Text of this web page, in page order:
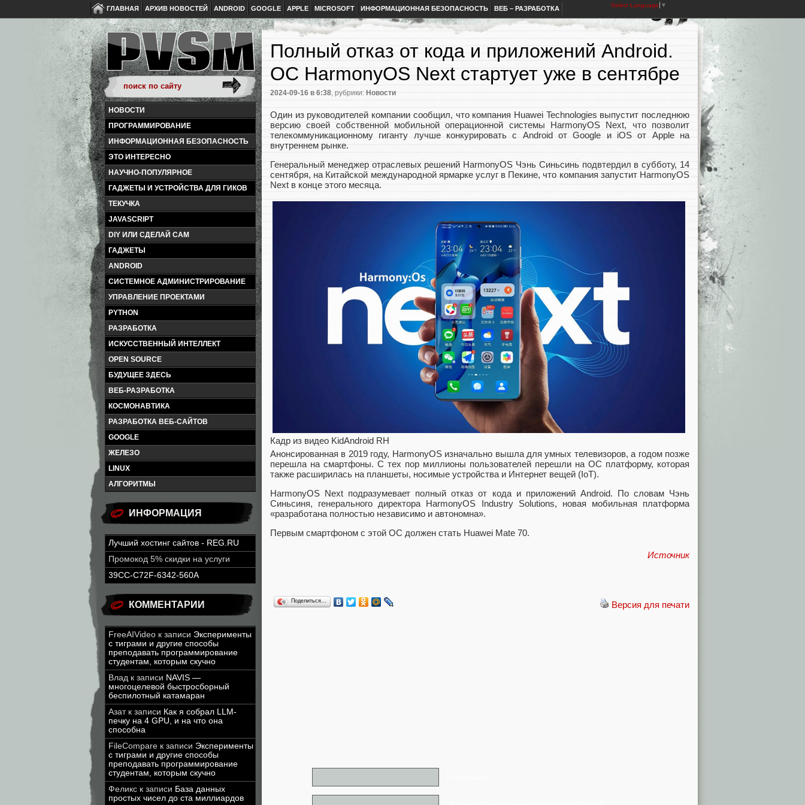
ГЛАВНАЯ АРХИВ НОВОСТЕЙ ANDROID GOOGLE APPLE MICROSOFT ИНФОРМАЦИОННАЯ БЕЗОПАСНОСТЬ ВЕБ – РАЗРАБОТКА Select Language ▼
НОВОСТИ
ПРОГРАММИРОВАНИЕ
ИНФОРМАЦИОННАЯ БЕЗОПАСНОСТЬ
ЭТО ИНТЕРЕСНО
НАУЧНО-ПОПУЛЯРНОЕ
ГАДЖЕТЫ И УСТРОЙСТВА ДЛЯ ГИКОВ
ТЕКУЧКА
JAVASCRIPT
DIY ИЛИ СДЕЛАЙ САМ
ГАДЖЕТЫ
ANDROID
СИСТЕМНОЕ АДМИНИСТРИРОВАНИЕ
УПРАВЛЕНИЕ ПРОЕКТАМИ
PYTHON
РАЗРАБОТКА
ИСКУССТВЕННЫЙ ИНТЕЛЛЕКТ
OPEN SOURCE
БУДУЩЕЕ ЗДЕСЬ
ВЕБ-РАЗРАБОТКА
КОСМОНАВТИКА
РАЗРАБОТКА ВЕБ-САЙТОВ
GOOGLE
ЖЕЛЕЗО
LINUX
АЛГОРИТМЫ
ИНФОРМАЦИЯ
Лучший хостинг сайтов - REG.RU
Промокод 5% скидки на услуги
39CC-C72F-6342-560A
КОММЕНТАРИИ
FreeAIVideo к записи Эксперименты
с тиграми и другие способы
преподавать программирование
студентам, которым скучно
Влад к записи NAVIS —
многоцелевой быстросборный
беспилотный катамаран
Азатк записи Как я собрал LLM-
печку на 4 GPU, и на что она
способна
FileCompare к записи Эксперименты
с тиграми и другие способы
преподавать программирование
студентам, которым скучно
Феликс к записи База данных
простых чисел до ста миллиардов
Полный отказ от кода и приложений Android.
ОС HarmonyOS Next стартует уже в сентябре
2024-09-16 в 6:38, рубрики: Новости
Один из руководителей компании сообщил, что компания Huawei Technologies выпустит последнюю
версию своей собственной мобильной операционной системы HarmonyOS Next, что позволит
телекоммуникационному гиганту лучше конкурировать с Android от Google и iOS от Apple на
внутреннем рынке.
Генеральный менеджер отраслевых решений HarmonyOS Чэнь Синьсинь подвтердил в субботу, 14
сентября, на Китайской международной ярмарке услуг в Пекине, что компания запустит HarmonyOS
Next в конце этого месяца.
Кадр из видео KidAndroid RH
Анонсированная в 2019 году, HarmonyOS изначально вышла для умных телевизоров, а годом позже
перешла на смартфоны. С тех пор миллионы пользователей перешли на ОС платформу, которая
также расширилась на планшеты, носимые устройства и Интернет вещей (IoT).
HarmonyOS Next подразумевает полный отказ от кода и приложений Android. По словам Чэнь
Синьсиня, генерального директора HarmonyOS Industry Solutions, новая мобильная платформа
«разработана полностью независимо и автономна».
Первым смартфоном с этой ОС должен стать Huawei Mate 70.
Источник
Версия для печати
Поделиться…